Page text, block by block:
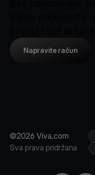
Napravite račun
©2026 Viva.com
Sva prava pridržana